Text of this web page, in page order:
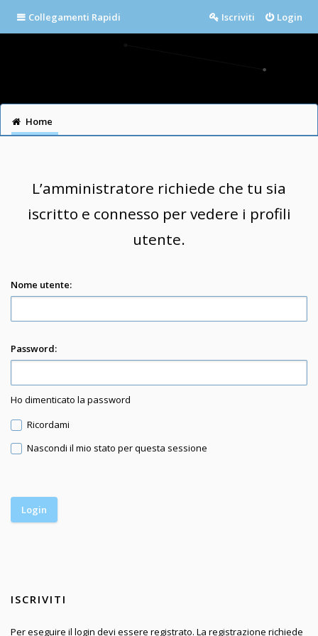
Collegamenti Rapidi Login
Iscriviti
Home
L’amministratore richiede che tu sia
iscritto e connesso per vedere i profili
utente.
Nome utente:
Password:
Ho dimenticato la password
Ricordami
Nascondi il mio stato per questa sessione
ISCRIVITI
Per eseguire il login devi essere registrato. La registrazione richiede